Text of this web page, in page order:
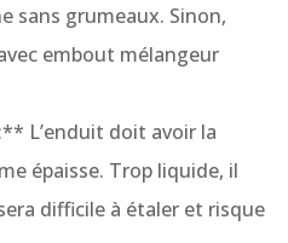
sans grumeaux. Sinon,
embout mélangeur
L’enduit doit avoir la
épaisse. Trop liquide, il
difficile à étaler et risque